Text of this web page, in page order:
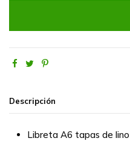
Descripción
Libreta A6 tapas de lino